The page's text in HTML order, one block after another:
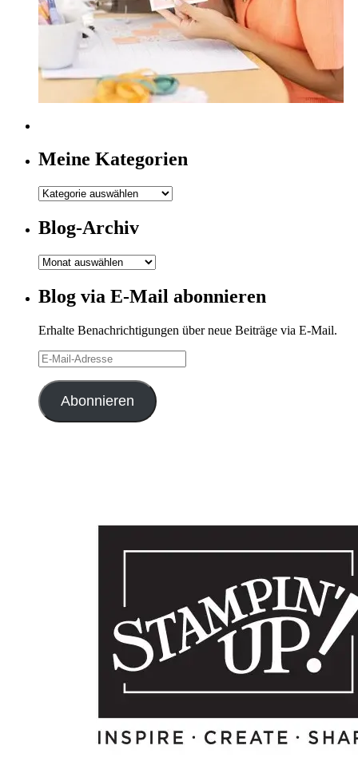
Meine Kategorien
Meine
Blog-Archiv
Blog-
Blog via E-Mail abonnieren
Erhalte Benachrichtigungen über neue Beiträge via E-Mail.
E-
Mail-
Adresse
Abonnieren